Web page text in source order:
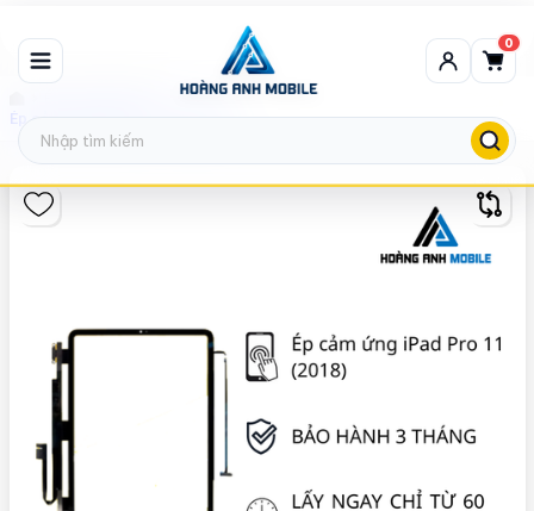
0
Ép cảm ứng iPad Pro 11 (2018)